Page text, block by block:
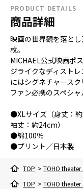
PRODUCT DETAILS
商品詳細
映画の世界観を落と
枚。
MICHAEL公式映画ポ
ジライクなディスト
にはシグネチャースク
ファン必携のスペシャ
●XLサイズ（身丈：
袖丈：約24cm）
●綿100％
●プリント／日本製
TOP > TOHO theater
TOP > TOHO theater